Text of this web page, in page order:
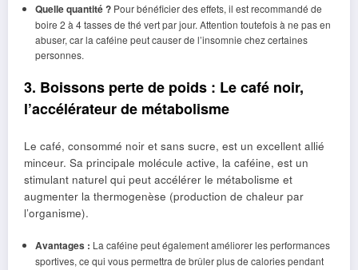
Quelle quantité ?Pour bénéficier des effets, il est recommandé de
boire 2 à 4 tasses de thé vert par jour. Attention toutefois à ne pas en
abuser, car la caféine peut causer de l’insomnie chez certaines
personnes.
3. Boissons perte de poids : Le café noir,
l’accélérateur de métabolisme
Le café, consommé noir et sans sucre, est un excellent allié
minceur. Sa principale molécule active, la caféine, est un
stimulant naturel qui peut accélérer le métabolisme et
augmenter la thermogenèse (production de chaleur par
l’organisme).
Avantages : La caféine peut également améliorer les performances
sportives, ce qui vous permettra de brûler plus de calories pendant